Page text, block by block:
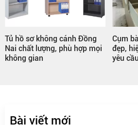
Tủ hồ sơ không cánh Đồng
Nai chất lượng, phù hợp mọi
không gian
Cụm
đẹp,
yêu cầu
Bài viết mới